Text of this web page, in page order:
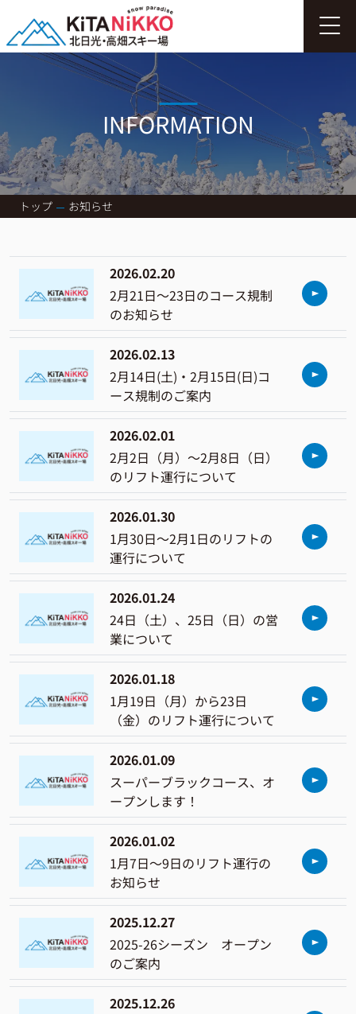
INFORMATION
トップ お知らせ
2026.02.20
2月21日～23日のコース規制
のお知らせ
2026.02.13
2月14日(土)・2月15日(日)コ
ース規制のご案内
2026.02.01
2月2日（月）～2月8日（日）
のリフト運行について
2026.01.30
1月30日～2月1日のリフトの
運行について
2026.01.24
24日（土）、25日（日）の営
業について
2026.01.18
1月19日（月）から23日
（金）のリフト運行について
2026.01.09
スーパーブラックコース、オ
ープンします！
2026.01.02
1月7日～9日のリフト運行の
お知らせ
2025.12.27
2025-26シーズン オープン
のご案内
2025.12.26